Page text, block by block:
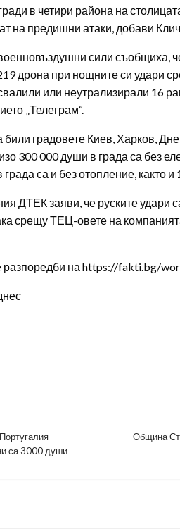
в четири района на
на предишни атаки, добави
сили съобщиха,
дрона при нощните си удари
или неутрализирали 16
„Телеграм“.
градовете Киев, Харков,
300 000 души в града са без
са и без отопление, както
ДТЕК заяви, че руските
срещу ТЕЦ-овете на
разпоредби на https://fakti.bg/
са 3000 души
Община